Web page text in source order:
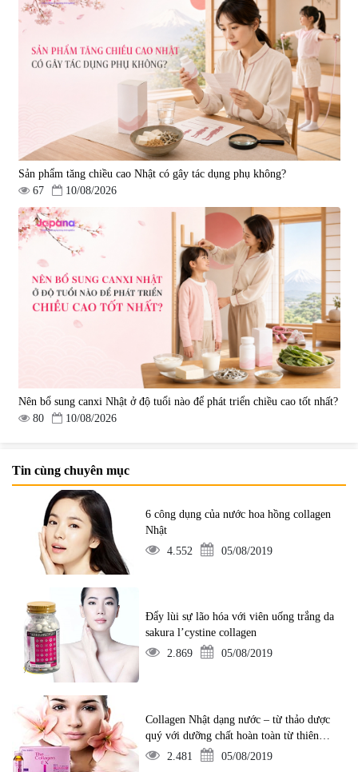
Sản phẩm tăng chiều cao Nhật có gây tác dụng phụ không?
67
10/08/2026
Nên bổ sung canxi Nhật ở độ tuổi nào để phát triển chiều cao tốt nhất?
80
10/08/2026
Tin cùng chuyên mục
6 công dụng của nước hoa hồng collagen
Nhật
4.552
05/08/2019
Đẩy lùi sự lão hóa với viên uống trắng da
sakura l’cystine collagen
2.869
05/08/2019
Collagen Nhật dạng nước – từ thảo dược
quý với dưỡng chất hoàn toàn từ thiên
nhiên2.481 05/08/2019